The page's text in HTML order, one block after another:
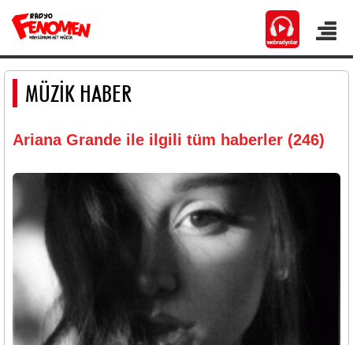
MÜZİK HABER
Ariana Grande ile ilgili tüm haberler (246)